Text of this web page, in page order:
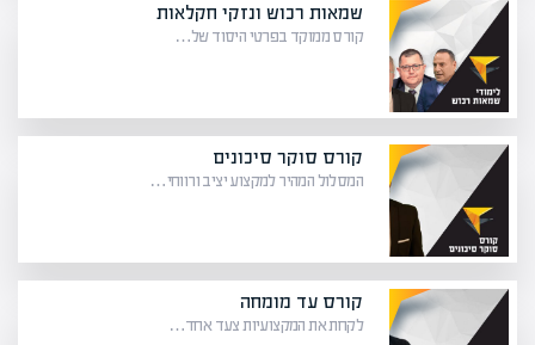
שמאות רכוש ונזקי חקלאות
קורס ממוקד בפרטי היסוד של…
קורס סוקר סיכונים
המסלול המהיר למקצוע יציב ורווחי…
קורס עד מומחה
לקחת את המקצועיות צעד אחד…